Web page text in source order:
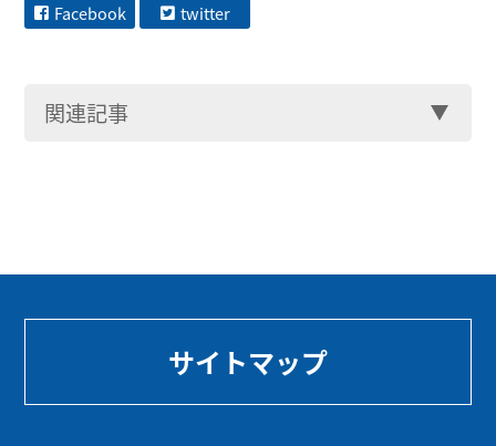
Facebook twitter
関連記事
サイトマップ